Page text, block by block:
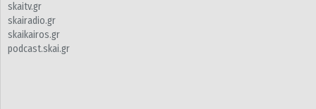
skaitv.gr
skairadio.gr
skaikairos.gr
podcast.skai.gr